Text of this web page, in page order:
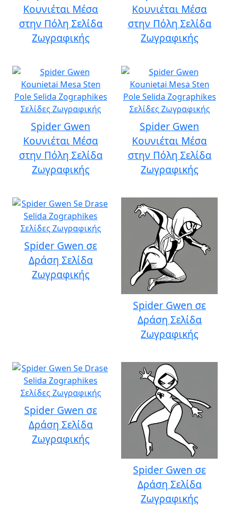
Κουνιέται Μέσα
στην Πόλη Σελίδα
Ζωγραφικής
Κουνιέται Μέσα
στην Πόλη Σελίδα
Ζωγραφικής
Spider Gwen
Κουνιέται Μέσα
στην Πόλη Σελίδα
Ζωγραφικής
Spider Gwen
Κουνιέται Μέσα
στην Πόλη Σελίδα
Ζωγραφικής
Spider Gwen σε
Δράση Σελίδα
Ζωγραφικής
Spider Gwen σε
Δράση Σελίδα
Ζωγραφικής
Spider Gwen σε
Δράση Σελίδα
Ζωγραφικής
Spider Gwen σε
Δράση Σελίδα
Ζωγραφικής